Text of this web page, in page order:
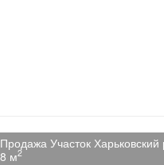
Продажа Участок Харьковский
8 м2